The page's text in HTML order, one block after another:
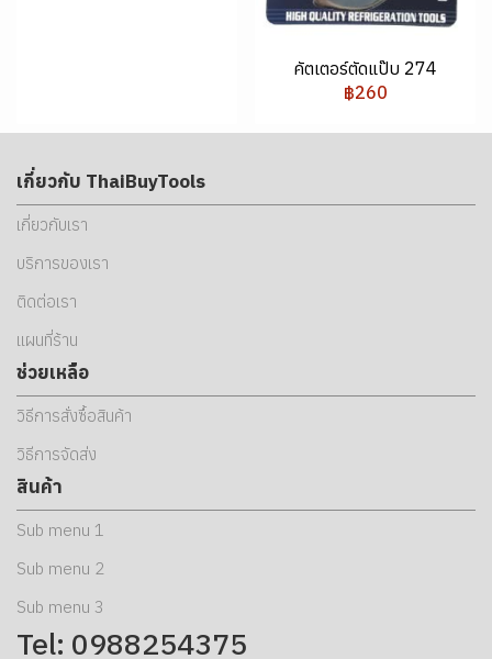
คัตเตอร์ตัดแป๊บ 274
฿260
เกี่ยวกับ ThaiBuyTools
เกี่ยวกับเรา
บริการของเรา
ติดต่อเรา
แผนที่ร้าน
ช่วยเหลือ
วิธีการสั่งซื้อสินค้า
วิธีการจัดส่ง
สินค้า
Sub menu 1
Sub menu 2
Sub menu 3
Tel: 0988254375